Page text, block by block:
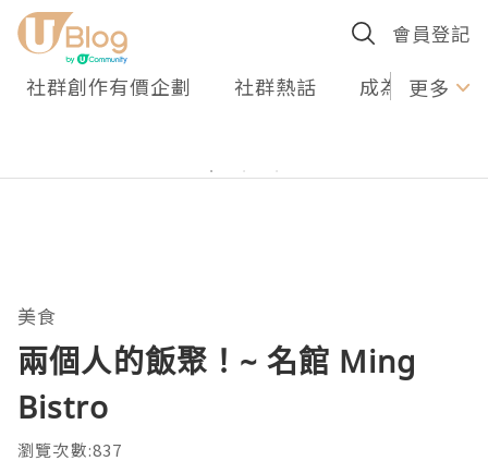
會員登記
社群創作有價企劃 社群熱話 成為U更多
美食
兩個人的飯聚！~ 名館 Ming
Bistro
瀏覽次數:837